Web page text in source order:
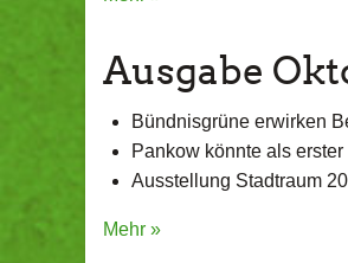
Ausgabe
Bündnisgrüne erwirken
Pankow könnte als
Ausstellung Stadtraum
Mehr »